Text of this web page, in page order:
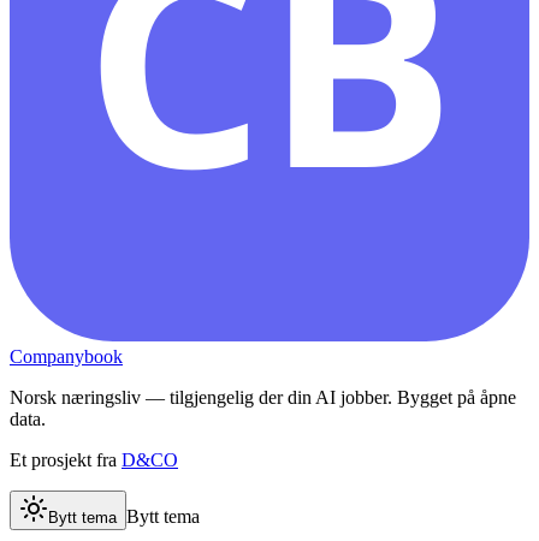
Companybook
Norsk næringsliv — tilgjengelig der din AI jobber. Bygget på åpne
data.
Et prosjekt fra D&CO
Bytt tema Bytt tema